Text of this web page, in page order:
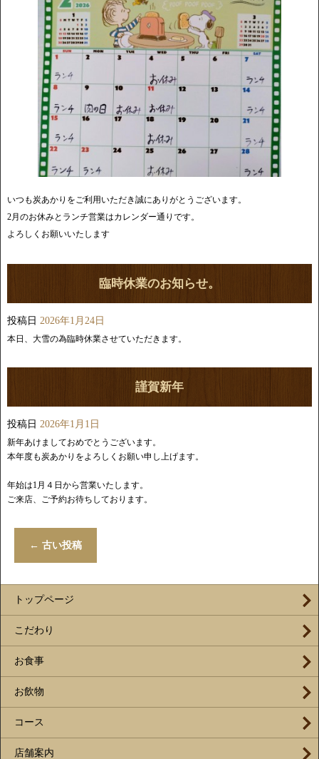
いつも炭あかりをご利用いただき誠にありがとうございます。
2月のお休みとランチ営業はカレンダー通りです。
よろしくお願いいたします
臨時休業のお知らせ。
投稿日 2026年1月24日
本日、大雪の為臨時休業させていただきます。
謹賀新年
投稿日 2026年1月1日
新年あけましておめでとうございます。
本年度も炭あかりをよろしくお願い申し上げます。
年始は1月４日から営業いたします。
ご来店、ご予約お待ちしております。
← 古い投稿
トップページ
こだわり
お食事
お飲物
コース
店舗案内